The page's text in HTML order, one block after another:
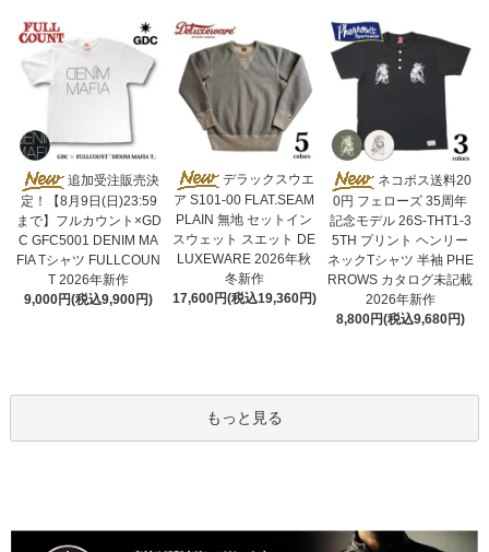
追加受注販売決
定！【8月9日(日)23:59
まで】フルカウント×GD
C GFC5001 DENIM MA
FIA Tシャツ FULLCOUN
T 2026年新作
9,000円(税込9,900円)
デラックスウエ
ア S101-00 FLAT.SEAM
PLAIN 無地 セットイン
スウェット スエット DE
LUXEWARE 2026年秋
冬新作
17,600円(税込19,360円)
ネコポス送料20
0円 フェローズ 35周年
記念モデル 26S-THT1-3
5TH プリント ヘンリー
ネックTシャツ 半袖 PHE
RROWS カタログ未記載
2026年新作
8,800円(税込9,680円)
もっと見る